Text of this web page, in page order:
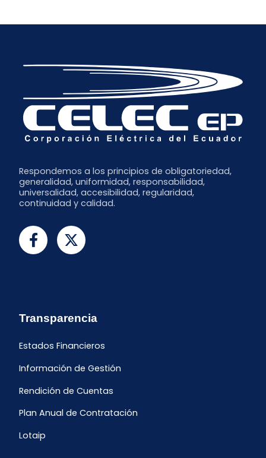
Respondemos a los principios de obligatoriedad,
generalidad, uniformidad, responsabilidad,
universalidad, accesibilidad, regularidad,
continuidad y calidad.
Transparencia
Estados Financieros
Información de Gestión
Rendición de Cuentas
Plan Anual de Contratación
Lotaip